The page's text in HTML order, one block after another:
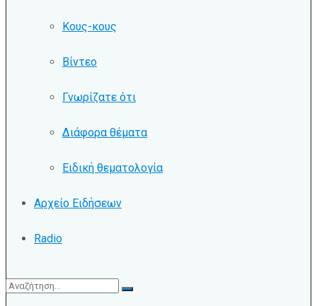
Κους-κους
Βίντεο
Γνωρίζατε ότι
Διάφορα θέματα
Ειδική θεματολογία
Αρχείο Ειδήσεων
Radio